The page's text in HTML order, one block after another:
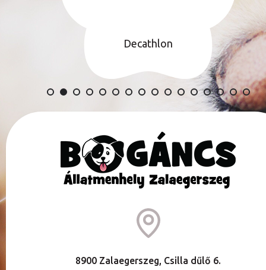
Decathlon
8900 Zalaegerszeg, Csilla dűlő 6.